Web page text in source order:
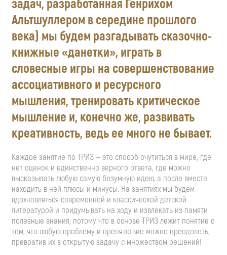
задач, разработанная Генрихом
Альтшуллером в середине прошлого
века) мы будем разгадывать сказочно-
книжные «данетки», играть в
словесные игры на совершенствование
ассоциативного и ресурсного
мышления, тренировать критическое
мышление и, конечно же, развивать
креативность, ведь ее много не бывает.
Каждое занятие по ТРИЗ — это способ очутиться в мире, где
нет оценок и единственно верного ответа, где можно
высказывать любую самую безумную идею, а после вместе
находить в ней плюсы и минусы. На занятиях мы будем
вдохновляться современной и классической детской
литературой и придумывать на ходу и извлекать из памяти
полезные знания, потому что в основе ТРИЗ лежит понятие о
том, что любую проблему и препятствие можно преодолеть,
превратив их в открытую задачу с множеством решений!